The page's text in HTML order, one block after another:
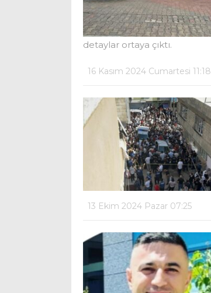
detaylar ortaya çıktı.
16 Kasım 2024 Cumartesi 11:18
13 Ekim 2024 Pazar 07:25